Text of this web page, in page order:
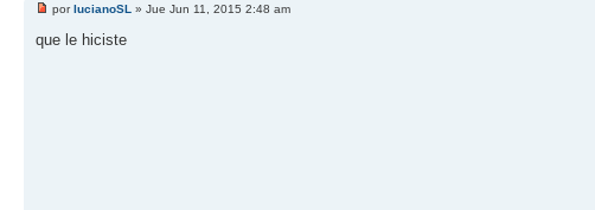
porlucianoSL » Jue Jun 11, 2015 2:48 am
que le hiciste